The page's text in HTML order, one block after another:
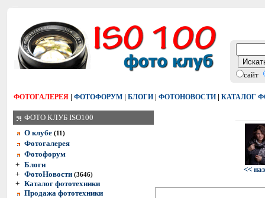
сайт
ФОТОГАЛЕРЕЯ | ФОТОФОРУМ | БЛОГИ | ФОТОНОВОСТИ | КАТАЛОГ
ФОТО КЛУБ ISO100
О клубе (11)
Фотогалерея
Фотофорум
+ Блоги
+ ФотоНовости (3646)
+ Каталог фототехники
Продажа фототехники
<<